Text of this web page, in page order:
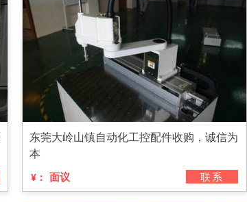
东莞大岭山镇自动化工控配件收购，诚信为
本
¥： 面议 联系